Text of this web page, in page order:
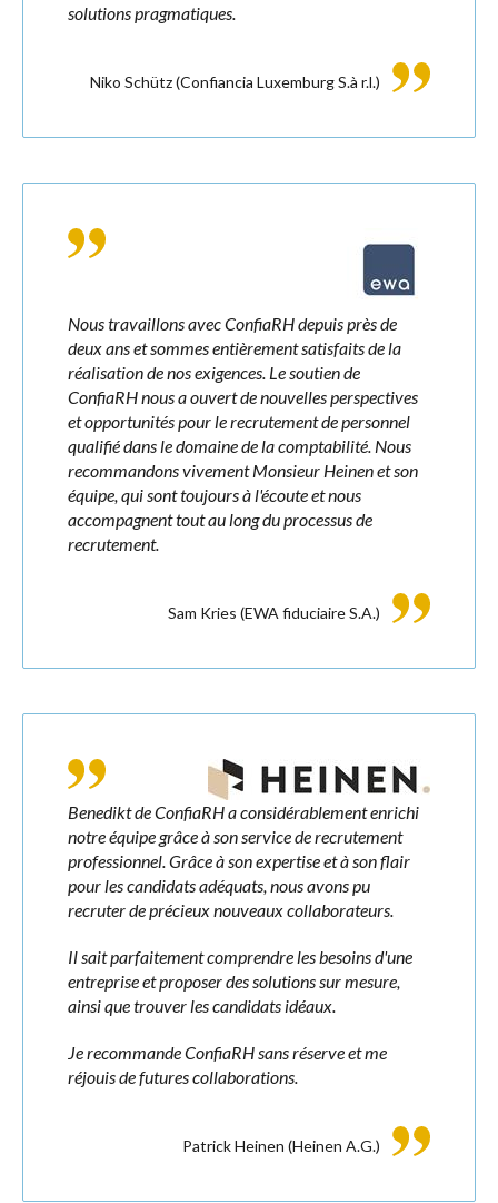
solutions pragmatiques.
Niko Schütz(Confiancia Luxemburg S.à r.l.)
Nous travaillons avec ConfiaRH depuis près de
deux ans et sommes entièrement satisfaits de la
réalisation de nos exigences. Le soutien de
ConfiaRH nous a ouvert de nouvelles perspectives
et opportunités pour le recrutement de personnel
qualifié dans le domaine de la comptabilité. Nous
recommandons vivement Monsieur Heinen et son
équipe, qui sont toujours à l'écoute et nous
accompagnent tout au long du processus de
recrutement.
Sam Kries (EWA fiduciaire S.A.)
Benedikt de ConfiaRH a considérablement enrichi
notre équipe grâce à son service de recrutement
professionnel. Grâce à son expertise et à son flair
pour les candidats adéquats, nous avons pu
recruter de précieux nouveaux collaborateurs.
Il sait parfaitement comprendre les besoins d'une
entreprise et proposer des solutions sur mesure,
ainsi que trouver les candidats idéaux.
Je recommande ConfiaRH sans réserve et me
réjouis de futures collaborations.
Patrick Heinen (Heinen A.G.)